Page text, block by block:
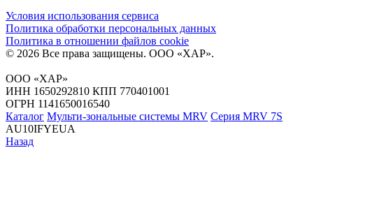
Условия использования сервиса
Политика обработки персональных данных
Политика в отношении файлов сookie
© 2026 Все права защищены. ООО «ХАР».
ООО «ХАР»
ИНН 1650292810 КПП 770401001
ОГРН 1141650016540
Каталог Мульти-зональные системы MRV Серия MRV 7S
AU10IFYEUA
Назад